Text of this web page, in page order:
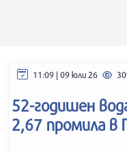
11:09 | 09 юли 26
52-годишен
2,67 промила в